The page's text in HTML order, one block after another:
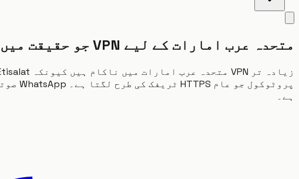
متحدہ عرب امارات کے لیے VPN جو حقیقت میں کام کرتا ہے
ہے۔